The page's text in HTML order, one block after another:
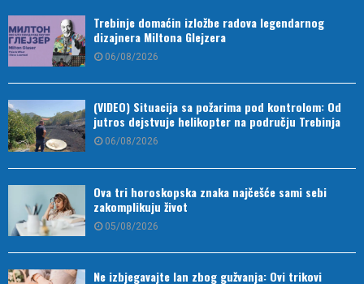
Trebinje domaćin izložbe radova legendarnog
dizajnera Miltona Glejzera
06/08/2026
(VIDEO) Situacija sa požarima pod kontrolom: Od
jutros dejstvuje helikopter na području Trebinja
06/08/2026
Ova tri horoskopska znaka najčešće sami sebi
zakomplikuju život
05/08/2026
Ne izbjegavajte lan zbog gužvanja: Ovi trikovi